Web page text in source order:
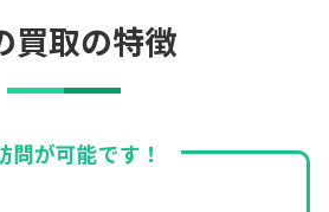
買取の特徴
問が可能です！